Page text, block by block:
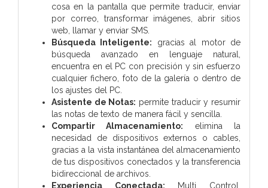
cosa en la pantalla que permite traducir, enviar
por correo, transformar imágenes, abrir sitios
web, llamar y enviar SMS.
Búsqueda Inteligente: gracias al motor de
búsqueda avanzado en lenguaje natural,
encuentra en el PC con precisión y sin esfuerzo
cualquier fichero, foto de la galería o dentro de
los ajustes del PC.
Asistente de Notas: permite traducir y resumir
las notas de texto de manera fácil y sencilla.
Compartir Almacenamiento: elimina la
necesidad de dispositivos externos o cables,
gracias a la vista instantánea del almacenamiento
de tus dispositivos conectados y la transferencia
bidireccional de archivos.
Experiencia Conectada: Multi Control,